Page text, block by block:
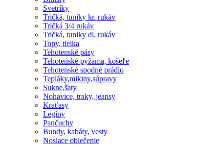
Svetríky
Tričká, tuniky kr. rukáv
Tričká 3/4 rukáv
Tričká, tuniky dl. rukáv
Topy, tielka
Tehotenské pásy
Tehotenské pyžama, košeľe
Tehotenské spodné prádlo
Tepláky,mikiny,súpravy
Sukne,šaty
Nohavice, traky, jeansy
Kraťasy
Legíny
Pančuchy
Bundy, kabáty, vesty
Nosiace oblečenie